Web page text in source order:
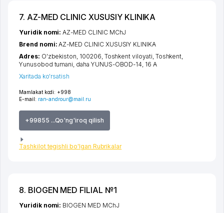
7. AZ-MED CLINIC XUSUSIY KLINIKA
Mamlakat kodi: +998
E-mail: ran-androur@mail.ru
+99855 ...Qo'ng'iroq qilish
Tashkilot tegishli bo'lgan Rubrikalar
Yuridik nomi:AZ-MED CLINIC MChJ
Brend nomi:AZ-MED CLINIC XUSUSIY KLINIKA
Adres: O'zbekiston, 100206, Toshkent viloyati Toshkent
Yunusobod tumani daha YUNUS-OBOD-14 , 16 А
Xaritada ko'rsatish
8. BIOGEN MED FILIAL №1
Yuridik nomi: BIOGEN MED MChJ